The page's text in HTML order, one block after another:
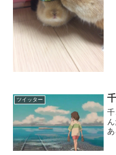
ツイッター
あ